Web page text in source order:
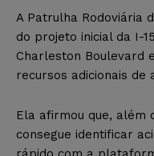
A Patrulha Rodoviária
do projeto inicial da I-
Charleston Boulevard
recursos adicionais de
Ela afirmou que, além
consegue identificar